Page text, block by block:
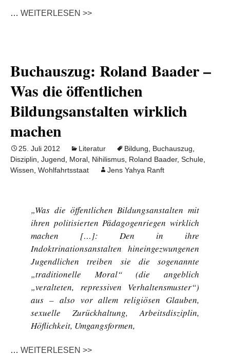
… WEITERLESEN >>
Buchauszug: Roland Baader –
Was die öffentlichen
Bildungsanstalten wirklich
machen
25. Juli 2012 Literatur Bildung Buchauszug
Disziplin Jugend Moral Nihilismus Roland Baader, Schule
Wissen Wohlfahrtsstaat Jens Yahya Ranft
„Was die öffentlichen Bildungsanstalten mit
ihren politisierten Pädagogenriegen wirklich
machen […]: Den in ihre
Indoktrinationsanstalten hineingezwungenen
Jugendlichen treiben sie die sogenannte
„traditionelle Moral“ (die angeblich
„veralteten, repressiven Verhaltensmuster“)
aus – also vor allem religiösen Glauben,
sexuelle Zurückhaltung, Arbeitsdisziplin,
Höflichkeit, Umgangsformen,
… WEITERLESEN >>